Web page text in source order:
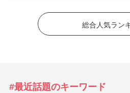
総合人気ラン
#最近話題のキーワード